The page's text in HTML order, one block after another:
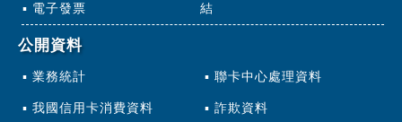
電子發票
結
公開資料
業務統計 聯卡中心處理資料
我國信用卡消費資料 詐欺資料